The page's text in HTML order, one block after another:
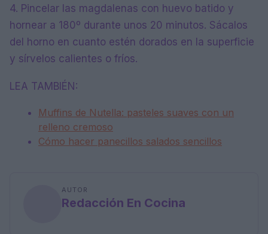
4. Pincelar las magdalenas con huevo batido y
hornear a 180º durante unos 20 minutos. Sácalos
del horno en cuanto estén dorados en la superficie
y sírvelos calientes o fríos.
LEA TAMBIÉN:
Muffins de Nutella: pasteles suaves con un
relleno cremoso
Cómo hacer panecillos salados sencillos
AUTOR
Redacción En Cocina